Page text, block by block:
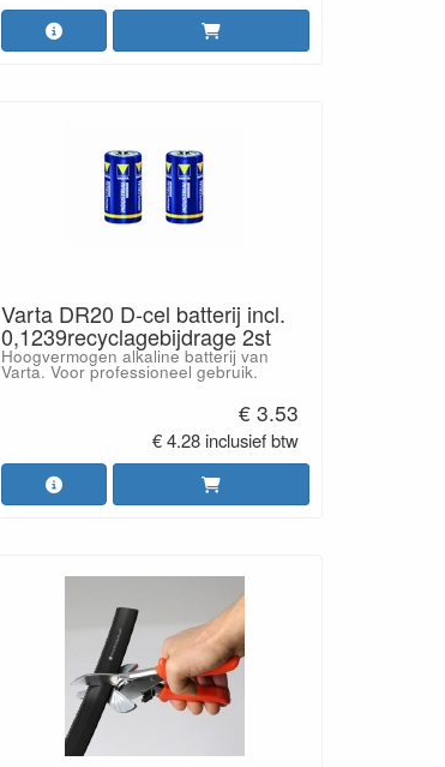
Varta DR20 D-cel batterij incl.
0,1239recyclagebijdrage 2st
Hoogvermogen alkaline batterij van
Varta. Voor professioneel gebruik.
€ 3.53
€ 4.28 inclusief btw